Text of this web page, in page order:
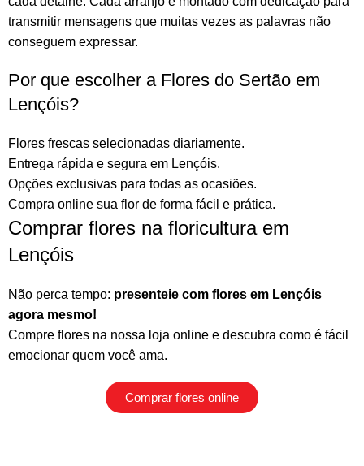
transmitir mensagens que muitas vezes as palavras não
conseguem expressar.
Por que escolher a Flores do Sertão em
Lençóis?
Flores frescas selecionadas diariamente.
Entrega rápida e segura em Lençóis.
Opções exclusivas para todas as ocasiões.
Compra online sua flor de forma fácil e prática.
Comprar flores na floricultura em
Lençóis
Não perca tempo: presenteie com flores em Lençóis
agora mesmo!
Compre flores na nossa loja online e descubra como é fácil
emocionar quem você ama.
Comprar flores online